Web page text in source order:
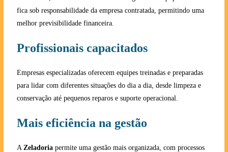
fica sob responsabilidade da empresa contratada, permitindo uma
melhor previsibilidade financeira.
Profissionais capacitados
Empresas especializadas oferecem equipes treinadas e preparadas
para lidar com diferentes situações do dia a dia, desde limpeza e
conservação até pequenos reparos e suporte operacional.
Mais eficiência na gestão
A Zeladoria permite uma gestão mais organizada, com processos